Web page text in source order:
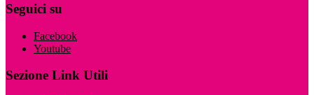
Seguici su
Facebook
Youtube
Sezione Link Utili